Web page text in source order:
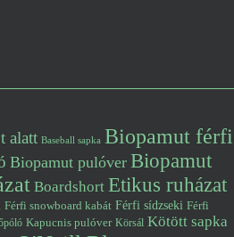
alatt Baseball sapka Biopamut férfi
Biopamut pulóver Biopamut
Boardshort Etikus ruházat
Férfi snowboard kabát Férfi sídzseki Férfi
Kapucnis pulóver Körsál Kötött sapka